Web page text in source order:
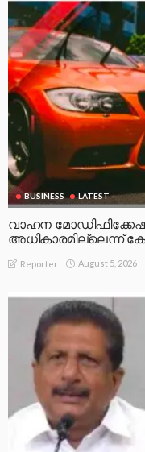
BUSINESS LATEST
വാഹന
അധികാരമില്ലെന്ന്
Reporter August 5, 2026